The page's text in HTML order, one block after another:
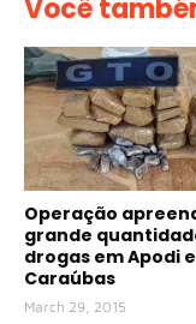
Você
Operação
grande
drogas em Apodi e
Caraúbas
March 29, 2015